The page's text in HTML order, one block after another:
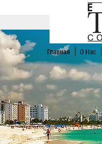
Главная О Нас